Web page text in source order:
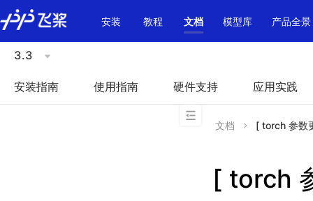
\u200E
安装
教程 文档 模型库 产品全景
3.3
安装指南 使用指南 硬件支持 应用实践
文档 [ torch 参数
[ torch